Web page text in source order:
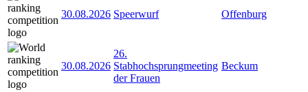
30.08.2026 Speerwurf Offenburg
30.08.2026
26.
Stabhochsprungmeeting
der Frauen
Beckum